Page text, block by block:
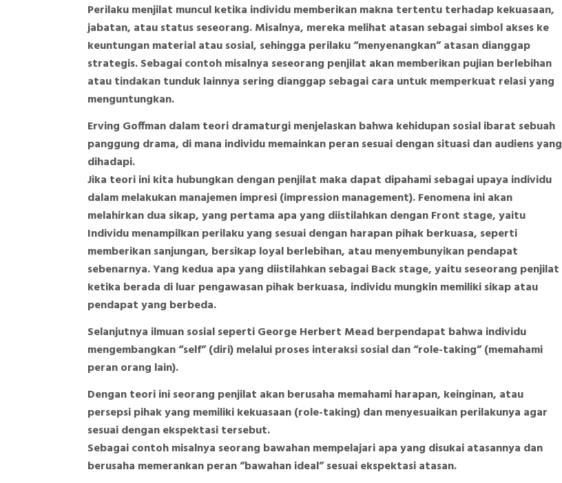
Perilaku menjilat muncul ketika individu memberikan makna tertentu terhadap kekuasaan,
jabatan, atau status seseorang. Misalnya, mereka melihat atasan sebagai simbol akses ke
keuntungan material atau sosial, sehingga perilaku “menyenangkan” atasan dianggap
strategis. Sebagai contoh misalnya seseorang penjilat akan memberikan pujian berlebihan
atau tindakan tunduk lainnya sering dianggap sebagai cara untuk memperkuat relasi yang
menguntungkan.
Erving Goffman dalam teori dramaturgi menjelaskan bahwa kehidupan sosial ibarat sebuah
panggung drama, di mana individu memainkan peran sesuai dengan situasi dan audiens yang
dihadapi.
Jika teori ini kita hubungkan dengan penjilat maka dapat dipahami sebagai upaya individu
dalam melakukan manajemen impresi (impression management). Fenomena ini akan
melahirkan dua sikap, yang pertama apa yang diistilahkan dengan Front stage, yaitu
Individu menampilkan perilaku yang sesuai dengan harapan pihak berkuasa, seperti
memberikan sanjungan, bersikap loyal berlebihan, atau menyembunyikan pendapat
sebenarnya. Yang kedua apa yang diistilahkan sebagai Back stage, yaitu seseorang penjilat
ketika berada di luar pengawasan pihak berkuasa, individu mungkin memiliki sikap atau
pendapat yang berbeda.
Selanjutnya ilmuan sosial seperti George Herbert Mead berpendapat bahwa individu
mengembangkan “self” (diri) melalui proses interaksi sosial dan “role-taking” (memahami
peran orang lain).
Dengan teori ini seorang penjilat akan berusaha memahami harapan, keinginan, atau
persepsi pihak yang memiliki kekuasaan (role-taking) dan menyesuaikan perilakunya agar
sesuai dengan ekspektasi tersebut.
Sebagai contoh misalnya seorang bawahan mempelajari apa yang disukai atasannya dan
berusaha memerankan peran “bawahan ideal” sesuai ekspektasi atasan.